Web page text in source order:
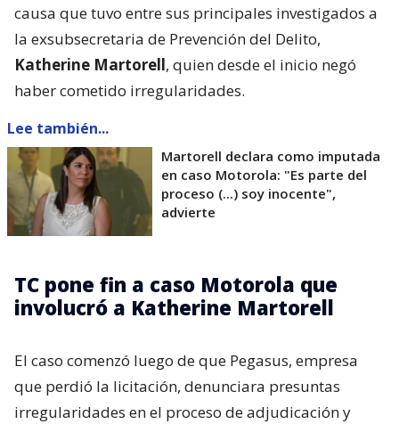
causa que tuvo entre sus principales investigados a
la exsubsecretaria de Prevención del Delito,
Katherine Martorell, quien desde el inicio negó
haber cometido irregularidades.
Lee también...
Martorell declara como imputada
en caso Motorola: "Es parte del
proceso (...) soy inocente",
advierte
TC pone fin a caso Motorola que
involucró a Katherine Martorell
El caso comenzó luego de que Pegasus, empresa
que perdió la licitación, denunciara presuntas
irregularidades en el proceso de adjudicación y